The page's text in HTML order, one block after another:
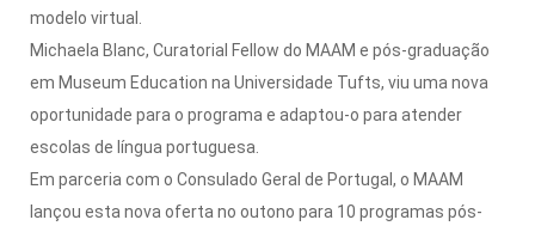
modelo virtual.
Michaela Blanc, Curatorial Fellow do MAAM e pós-graduação
em Museum Education na Universidade Tufts, viu uma nova
oportunidade para o programa e adaptou-o para atender
escolas de língua portuguesa.
Em parceria com o Consulado Geral de Portugal, o MAAM
lançou esta nova oferta no outono para 10 programas pós-